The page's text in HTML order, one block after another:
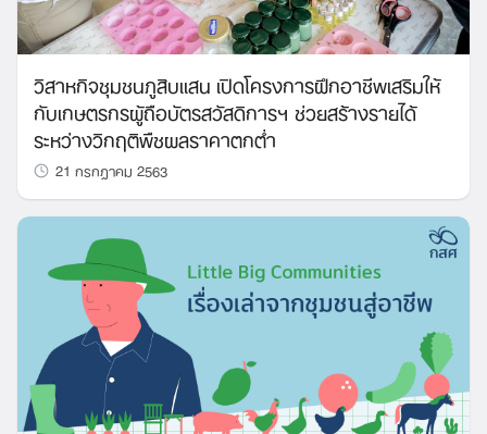
วิสาหกิจชุมชนภูสิบแสน เปิดโครงการฝึกอาชีพเสริมให้
กับเกษตรกรผู้ถือบัตรสวัสดิการฯ ช่วยสร้างรายได้
ระหว่างวิกฤติพืชผลราคาตกต่ำ
21 กรกฎาคม 2563